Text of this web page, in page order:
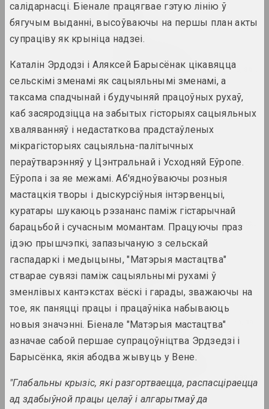
Mugwort
2023. персанальная выстава
2023. масштабная выстаўка, выстава, замежнае падзея, групавы праект
Paris Magnétique. 1905-
1940
2023. масштабная выстаўка
Past Garden
2023. персанальная выстава
Pattern, the Grid, and
Other Systems
2023. замежнае падзея, масштабная выстаўка, групавы праект
Pixel. Ад кропкі да
лічбавага мастацтва
2023. выстава
Puszcza Białowieska
2023 – 2024. групавы праект, выстава, замежнае падзея
Аляксей Лунёў, Сяргей Шабохін
Queer Tracing Paper
2023. персанальная выстава, замежнае падзея
салідарнасці. Біенале працягвае гэтую лінію ў
бягучым выданні, высоўваючы на ​​першы план акты
супраціву як крыніца надзеі.
Каталін Эрдодзі і Аляксей Барысёнак цікавяцца
сельскімі зменамі як сацыяльнымі зменамі, а
таксама спадчынай і будучыняй працоўных рухаў,
каб засяродзіцца на забытых гісторыях сацыяльных
хваляванняў і недастаткова прадстаўленых
мікрагісторыях сацыяльна-палітычных
пераўтварэнняў у Цэнтральнай і Усходняй Еўропе.
Еўропа і за яе межамі. Аб'ядноўваючы розныя
мастацкія творы і дыскурсіўныя інтэрвенцыі,
куратары шукаюць рэзананс паміж гістарычнай
барацьбой і сучасным момантам. Працуючы праз
ідэю прышчэпкі, запазычаную з сельскай
гаспадаркі і медыцыны, "Матэрыя мастацтва"
стварае сувязі паміж сацыяльнымі рухамі ў
зменлівых кантэкстах вёскі і гарады, зважаючы на ​​
тое, як паняцці працы і працаўніка набываюць
новыя значэнні. Біенале "Матэрыя мастацтва"
азначае сабой першае супрацоўніцтва Эрдзедзі і
Барысёнка, якія абодва жывуць у Вене.
"Глабальны крызіс, які разгортваецца, распасціраецца
ад здабыўной працы целаў і алгарытмаў да